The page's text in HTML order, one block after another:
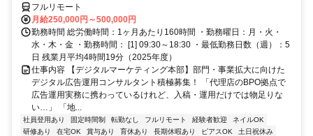
フルリモート
月給250,000円～500,000円
勤務時間 総労働時間：1ヶ月あたり160時間 ・勤務曜日：月・火・
水・木・金 ・勤務時間： [1] 09:30～18:30 ・最低勤務日数（週）：5
日 残業月平均4時間19分（2025年度）
仕事内容 【デジタルマーケティング本部】部門・事業拡大に向けた
デジタル広告運用コンサルタント積極募集！ 「代理店のBPO拠点で
広告運用実務に携わっているけれど、入稿・運用だけでは物足りな
い…」 「地...
社員登用あり 固定時間制 転勤なし フルリモート 経験者歓迎
ネイルOK
研修あり
在宅OK 賞与あり 育休あり 長期休暇あり ピアスOK
土日祝休み